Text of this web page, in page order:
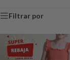
Filtrar por